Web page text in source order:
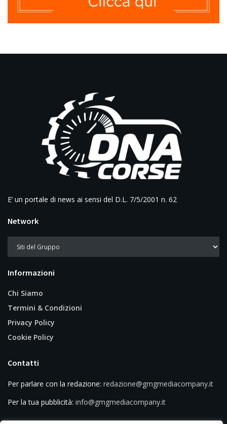
E’ un portale di news ai sensi del D.L. 7/5/2001 n. 62
Network
Informazioni
Chi Siamo
Termini & Condizioni
Privacy Policy
Cookie Policy
Contatti
Per parlare con la redazione: redazione@gmgmediacompany.it
Per la tua pubblicità: info@gmgmediacompany.it